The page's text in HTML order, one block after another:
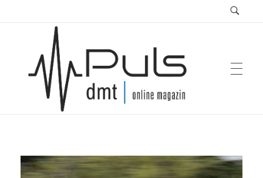
Puls Magazin
Zukunft der Mobilität